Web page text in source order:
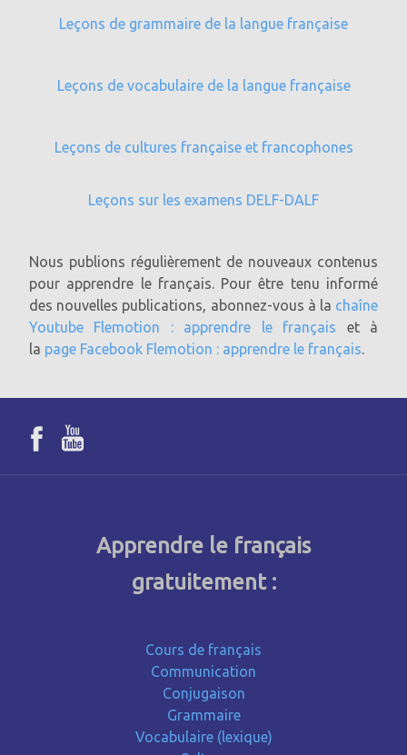
Leçons de grammaire de la langue française
Leçons de vocabulaire de la langue française
Leçons de cultures française et francophones
Leçons sur les examens DELF-DALF
Nous publions régulièrement de nouveaux contenus
pour apprendre le français. Pour être tenu informé
des nouvelles publications, abonnez-vous à la chaîne
Youtube Flemotion : apprendre le français et à
la page Facebook Flemotion : apprendre le français.
Apprendre le français
gratuitement :
Cours de français
Communication
Conjugaison
Grammaire
Vocabulaire (lexique)